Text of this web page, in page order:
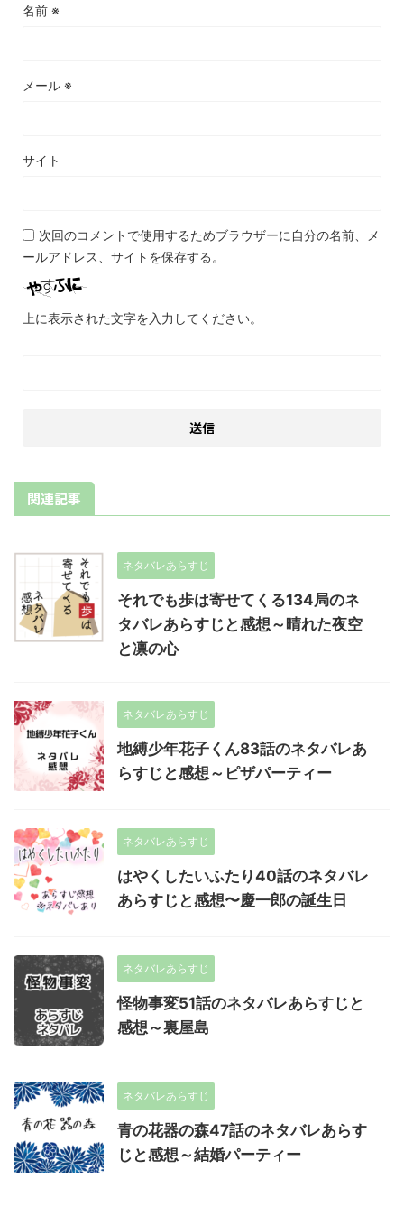
名前 ※
メール ※
サイト
次回のコメントで使用するためブラウザーに自分の名前、メ
ールアドレス、サイトを保存する。
上に表示された文字を入力してください。
関連記事
ネタバレあらすじ
それでも歩は寄せてくる134局のネ
タバレあらすじと感想～晴れた夜空
と凛の心
ネタバレあらすじ
地縛少年花子くん83話のネタバレあ
らすじと感想～ピザパーティー
ネタバレあらすじ
はやくしたいふたり40話のネタバレ
あらすじと感想〜慶一郎の誕生日
ネタバレあらすじ
怪物事変51話のネタバレあらすじと
感想～裏屋島
ネタバレあらすじ
青の花器の森47話のネタバレあらす
じと感想～結婚パーティー